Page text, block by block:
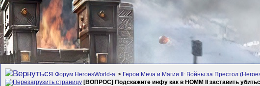
Форум HeroesWorld-а > Герои Меча и Магии II: Войны за Престол
[ВОПРОС] Подскажите инфу как в HOMM II заставить